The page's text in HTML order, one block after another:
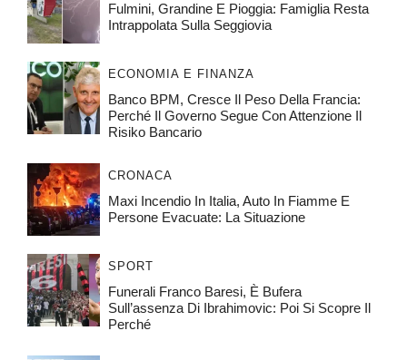
Fulmini, Grandine E Pioggia: Famiglia Resta
Intrappolata Sulla Seggiovia
ECONOMIA E FINANZA
Banco BPM, Cresce Il Peso Della Francia:
Perché Il Governo Segue Con Attenzione Il
Risiko Bancario
CRONACA
Maxi Incendio In Italia, Auto In Fiamme E
Persone Evacuate: La Situazione
SPORT
Funerali Franco Baresi, È Bufera
Sull’assenza Di Ibrahimovic: Poi Si Scopre Il
Perché